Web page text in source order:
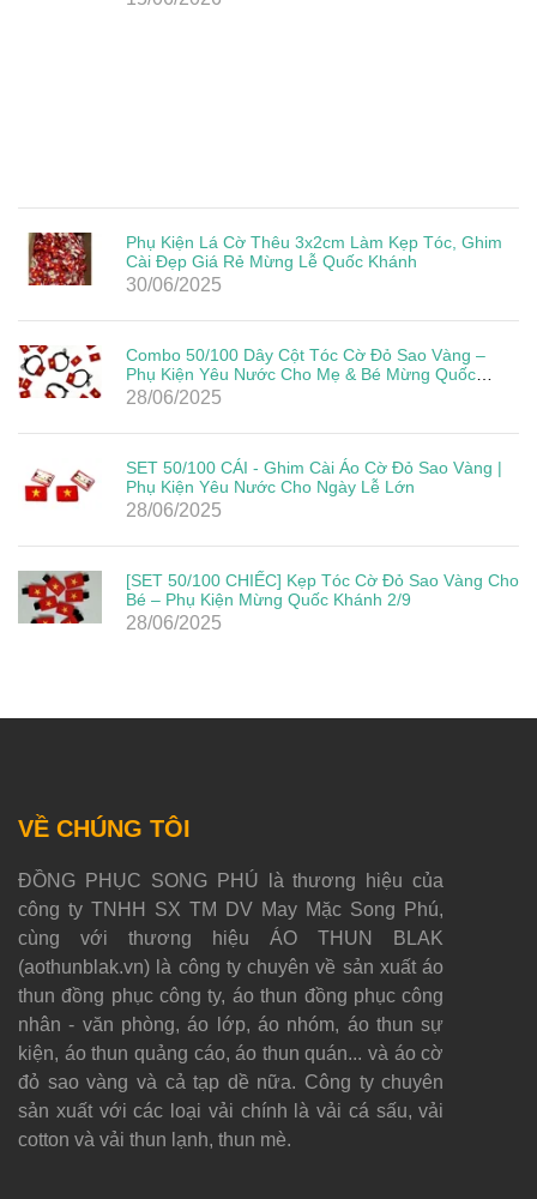
Phụ Kiện Lá Cờ Thêu 3x2cm Làm Kẹp Tóc, Ghim
Cài Đẹp Giá Rẻ Mừng Lễ Quốc Khánh
30/06/2025
Combo 50/100 Dây Cột Tóc Cờ Đỏ Sao Vàng –
Phụ Kiện Yêu Nước Cho Mẹ & Bé Mừng Quốc
Khánh 2/9
28/06/2025
SET 50/100 CÁI - Ghim Cài Áo Cờ Đỏ Sao Vàng |
Phụ Kiện Yêu Nước Cho Ngày Lễ Lớn
28/06/2025
[SET 50/100 CHIẾC] Kẹp Tóc Cờ Đỏ Sao Vàng Cho
Bé – Phụ Kiện Mừng Quốc Khánh 2/9
28/06/2025
VỀ CHÚNG TÔI
ĐỒNG PHỤC SONG PHÚ là thương hiệu của
công ty TNHH SX TM DV May Mặc Song Phú,
cùng với thương hiệu ÁO THUN BLAK
(aothunblak.vn) là công ty chuyên về sản xuất áo
thun đồng phục công ty, áo thun đồng phục công
nhân - văn phòng, áo lớp, áo nhóm, áo thun sự
kiện, áo thun quảng cáo, áo thun quán... và áo cờ
đỏ sao vàng và cả tạp dề nữa. Công ty chuyên
sản xuất với các loại vải chính là vải cá sấu, vải
cotton và vải thun lạnh, thun mè.